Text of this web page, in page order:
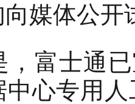
媒体公
，富士通
心专用